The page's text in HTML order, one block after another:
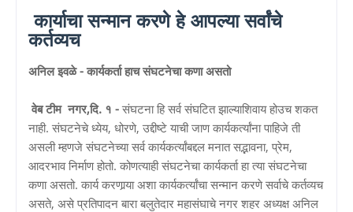
कार्याचा सन्मान करणे हे आपल्या सर्वांचे
कर्तव्यच
अनिल इवळे - कार्यकर्ता हाच संघटनेचा कणा असतो
वेब टीम नगर,दि. १ - संघटना हि सर्व संघटित झाल्याशिवाय होउच शकत
नाही. संघटनेचे ध्येय, धोरणे, उद्दीष्टे याची जाण कार्यकर्त्यांना पाहिजे ती
असली म्हणजे संघटनेच्या सर्व कार्यकर्त्यांबद्दल मनात सद्भावना, प्रेम,
आदरभाव निर्माण होतो. कोणत्याही संघटनेचा कार्यकर्ता हा त्या संघटनेचा
कणा असतो. कार्य करणार्‍या अशा कार्यकर्त्यांचा सन्मान करणे सर्वाचे कर्तव्यच
असते, असे प्रतिपादन बारा बलुतेदार महासंघाचे नगर शहर अध्यक्ष अनिल